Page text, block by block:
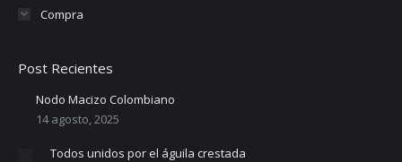
Compra
Post Recientes
Nodo Macizo Colombiano
14 agosto, 2025
Todos unidos por el águila crestada